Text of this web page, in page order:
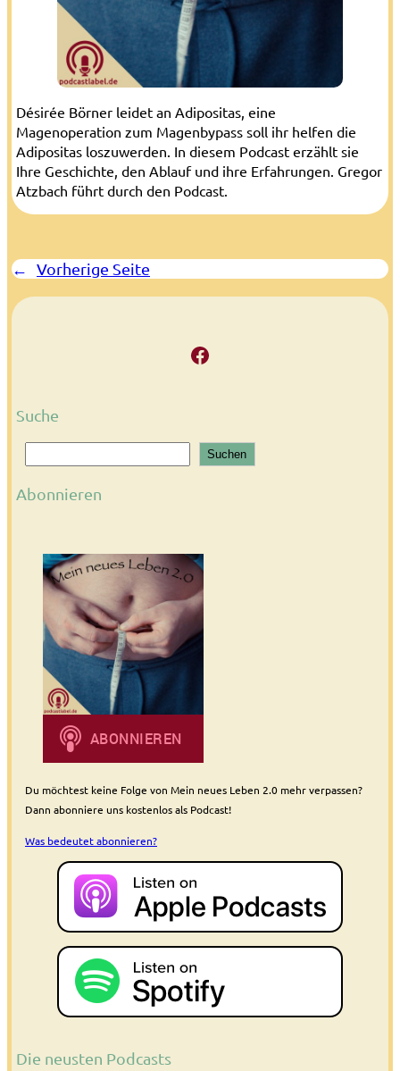
Désirée Börner leidet an Adipositas, eine
Magenoperation zum Magenbypass soll ihr helfen die
Adipositas loszuwerden. In diesem Podcast erzählt sie
Ihre Geschichte, den Ablauf und ihre Erfahrungen. Gregor
Atzbach führt durch den Podcast.
← Vorherige Seite
Facebook
Suche
u
c
Suchen
Abonnieren
Du möchtest keine Folge von Mein neues Leben 2.0 mehr verpassen?
Dann abonniere uns kostenlos als Podcast!
Was bedeutet abonnieren?
Die neusten Podcasts